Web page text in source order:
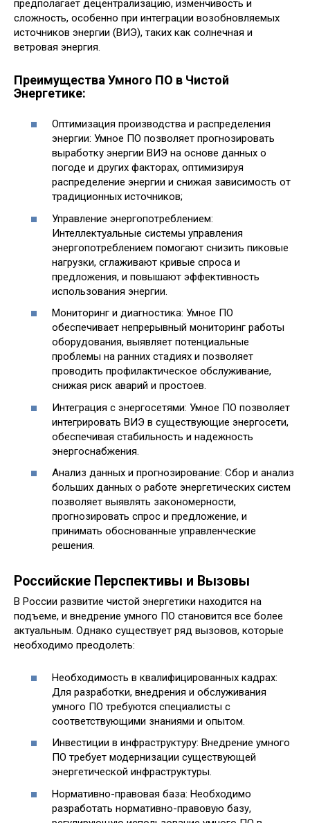
предполагает децентрализацию, изменчивость и
сложность, особенно при интеграции возобновляемых
источников энергии (ВИЭ), таких как солнечная и
ветровая энергия.
Преимущества Умного ПО в Чистой
Энергетике:
Оптимизация производства и распределения
энергии: Умное ПО позволяет прогнозировать
выработку энергии ВИЭ на основе данных о
погоде и других факторах, оптимизируя
распределение энергии и снижая зависимость от
традиционных источников;
Управление энергопотреблением:
Интеллектуальные системы управления
энергопотреблением помогают снизить пиковые
нагрузки, сглаживают кривые спроса и
предложения, и повышают эффективность
использования энергии.
Мониторинг и диагностика: Умное ПО
обеспечивает непрерывный мониторинг работы
оборудования, выявляет потенциальные
проблемы на ранних стадиях и позволяет
проводить профилактическое обслуживание,
снижая риск аварий и простоев.
Интеграция с энергосетями: Умное ПО позволяет
интегрировать ВИЭ в существующие энергосети,
обеспечивая стабильность и надежность
энергоснабжения.
Анализ данных и прогнозирование: Сбор и анализ
больших данных о работе энергетических систем
позволяет выявлять закономерности,
прогнозировать спрос и предложение, и
принимать обоснованные управленческие
решения.
Российские Перспективы и Вызовы
В России развитие чистой энергетики находится на
подъеме, и внедрение умного ПО становится все более
актуальным. Однако существует ряд вызовов, которые
необходимо преодолеть:
Необходимость в квалифицированных кадрах:
Для разработки, внедрения и обслуживания
умного ПО требуются специалисты с
соответствующими знаниями и опытом.
Инвестиции в инфраструктуру: Внедрение умного
ПО требует модернизации существующей
энергетической инфраструктуры.
Нормативно-правовая база: Необходимо
разработать нормативно-правовую базу,